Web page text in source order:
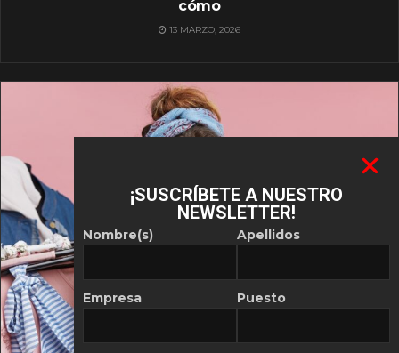
cómo
13 MARZO, 2026
¡SUSCRÍBETE A NUESTRO
NEWSLETTER!
Nombre(s)
Empresa
Apellidos
Puesto